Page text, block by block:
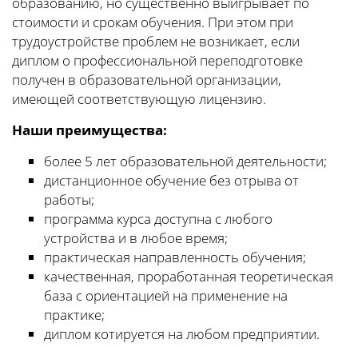
стоимости и срокам обучения. При этом при
трудоустройстве проблем не возникает, если
диплом о профессиональной переподготовке
получен в образовательной организации,
имеющей соответствующую лицензию.
Наши преимущества:
более 5 лет образовательной деятельности;
дистанционное обучение без отрыва от
работы;
программа курса доступна с любого
устройства и в любое время;
практическая направленность обучения;
качественная, проработанная теоретическая
база с ориентацией на применение на
практике;
диплом котируется на любом предприятии.